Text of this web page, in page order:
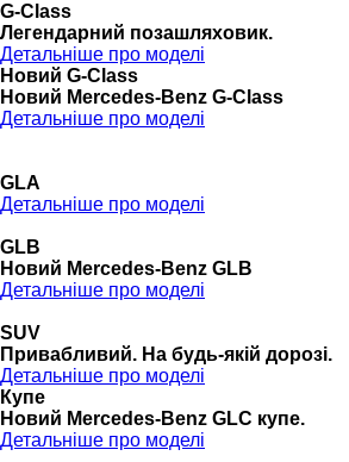
G-Class
Легендарний позашляховик.
Детальніше про моделі
Новий G-Class
Новий Mercedes-Benz G-Class
Детальніше про моделі
GLA
Детальніше про моделі
GLB
Новий Mercedes-Benz GLB
Детальніше про моделі
SUV
Привабливий. На будь-якій дорозі.
Детальніше про моделі
Купе
Новий Mercedes-Benz GLС купе.
Детальніше про моделі